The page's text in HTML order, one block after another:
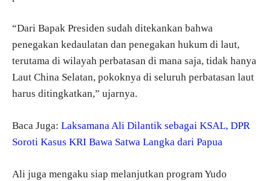
“Dari Bapak Presiden sudah ditekankan bahwa
penegakan kedaulatan dan penegakan hukum di laut,
terutama di wilayah perbatasan di mana saja, tidak hanya
Laut China Selatan, pokoknya di seluruh perbatasan laut
harus ditingkatkan,” ujarnya.
Baca Juga: Laksamana Ali Dilantik sebagai KSAL, DPR
Soroti Kasus KRI Bawa Satwa Langka dari Papua
Ali juga mengaku siap melanjutkan program Yudo